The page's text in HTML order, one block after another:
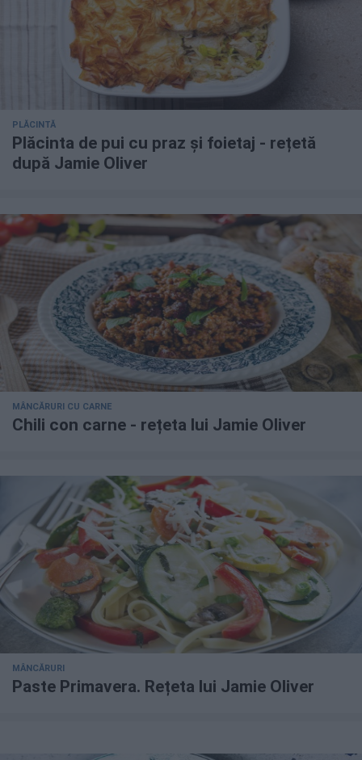
PLĂCINTĂ
Plăcinta de pui cu praz și foietaj - rețetă
după Jamie Oliver
MÂNCĂRURI CU CARNE
Chili con carne - rețeta lui Jamie Oliver
MÂNCĂRURI
Paste Primavera. Rețeta lui Jamie Oliver